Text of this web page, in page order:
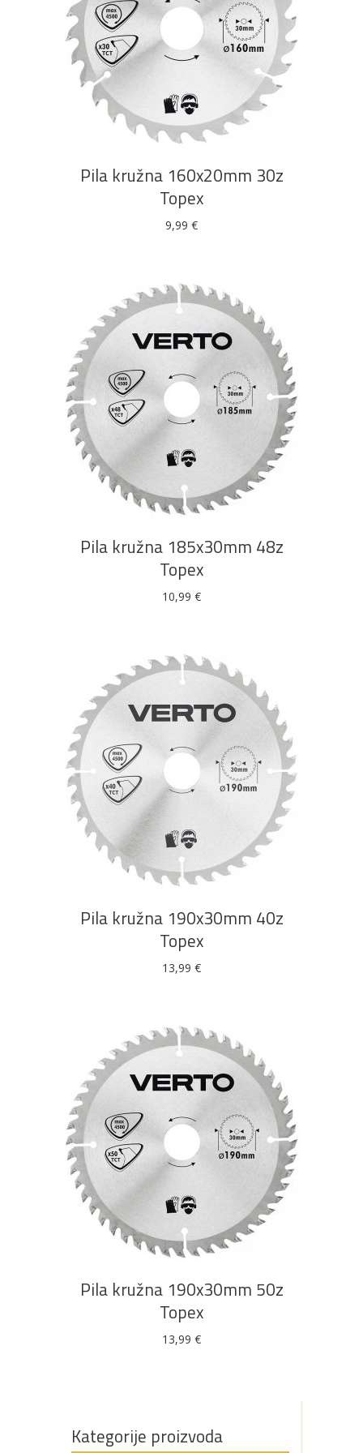
Rasvjeta Boje i
lakovi
Građevinski
materijali
VodomaterijalVrata i
dovratnici
Metalna
galanterija
ElektromaterijalVijčana
roba
DODAJ U KOŠARICU
Pila kružna 160x20mm 30z
Topex
9,99 €
DODAJ U KOŠARICU
Pila kružna 185x30mm 48z
Topex
10,99 €
DODAJ U KOŠARICU
Pila kružna 190x30mm 40z
Topex
13,99 €
DODAJ U KOŠARICU
Pila kružna 190x30mm 50z
Topex
13,99 €
Kategorije proizvoda